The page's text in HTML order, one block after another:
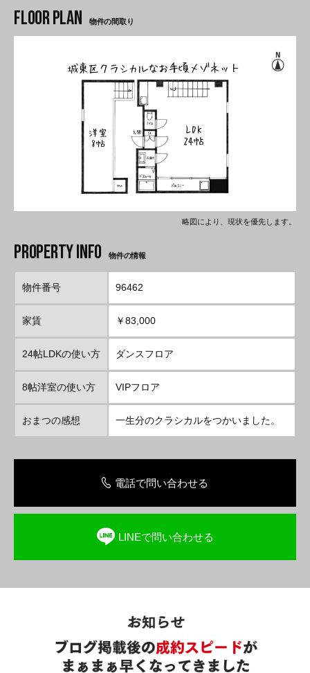
物件の間取り
略図により、現状を優先します。
物件の情報
物件番号 96462
家賃 ￥83,000
24帖LDKの使い方 ダンスフロア
8帖洋室の使い方 VIPフロア
おまつの感想 一生分のクラシカルをつかいました。
電話で問い合わせる
LINEで問い合わせる